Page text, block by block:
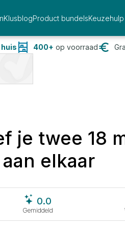
KlusblogProduct bundelsKeuzehulp
400+ op voorraad
je twee 18
elkaar
0.0
Gemiddeld